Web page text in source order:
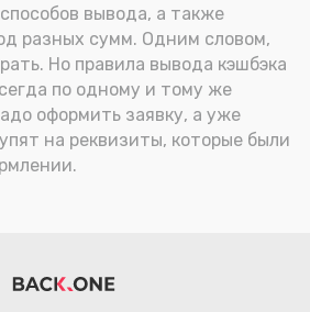
вывода, а также
разных сумм. Одним словом,
Но правила вывода кэшбэка
по одному и тому же
оформить заявку, а уже
на реквизиты, которые были